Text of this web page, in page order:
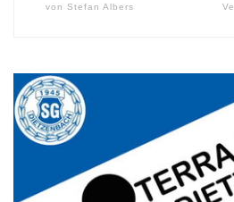
von Stefan Albers